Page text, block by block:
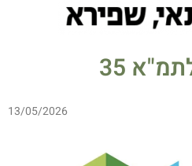
13/05/2026